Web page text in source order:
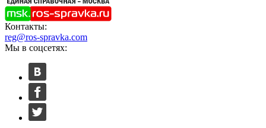
Контакты:
reg@ros-spravka.com
Мы в соцсетях: